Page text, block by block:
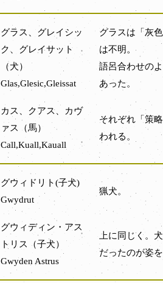
グラス、グレイシッ
ク、グレイサット
（犬）
Glas,Glesic,Gleissat
グラスは「灰
は不明。
語呂合わせの
あった。
カス、クアス、カヴ
ァス（馬）
Call,Kuall,Kauall
それぞれ「策
われる。
グウィドリト(子犬)
Gwydrut
猟犬。
グウィディン・アス
トリス（子犬）
Gwyden Astrus
上に同じく。
だったのが姿